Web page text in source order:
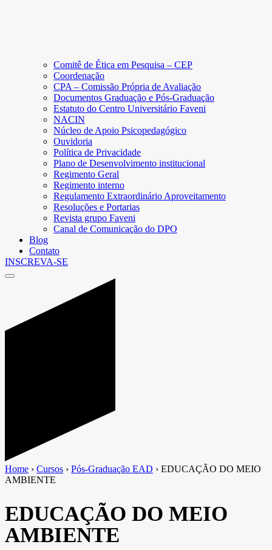
Comitê de Ética em Pesquisa – CEP
Coordenação
CPA – Comissão Própria de Avaliação
Documentos Graduação e Pós-Graduação
Estatuto do Centro Universitário Faveni
NACIN
Núcleo de Apoio Psicopedagógico
Ouvidoria
Política de Privacidade
Plano de Desenvolvimento institucional
Regimento Geral
Regimento interno
Regulamento Extraordinário Aproveitamento
Resoluções e Portarias
Revista grupo Faveni
Canal de Comunicação do DPO
Blog
Contato
INSCREVA-SE
Home › Cursos › Pós-Graduação EAD › EDUCAÇÃO DO MEIO
AMBIENTE
EDUCAÇÃO DO MEIO
AMBIENTE